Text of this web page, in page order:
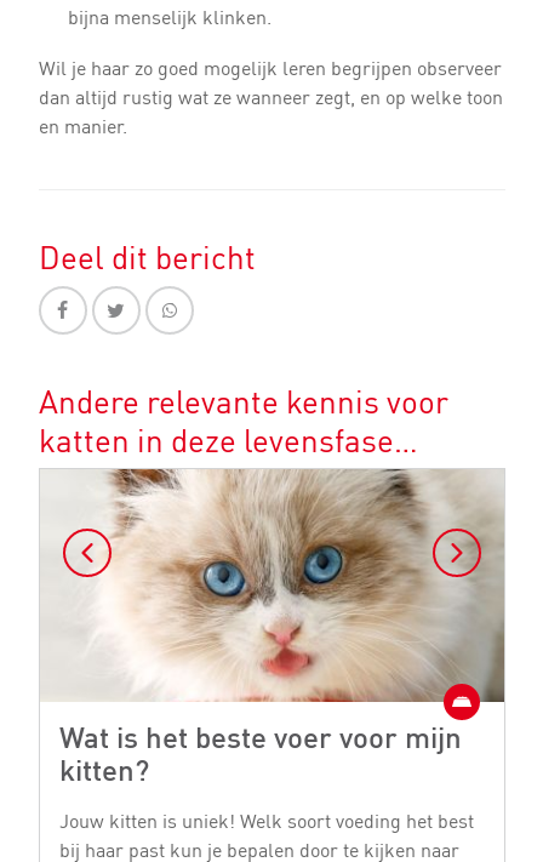
bijna menselijk klinken.
Wil je haar zo goed mogelijk leren begrijpen observeer
dan altijd rustig wat ze wanneer zegt, en op welke toon
en manier.
Deel dit bericht
Andere relevante kennis voor
katten in deze levensfase…
Wat is het beste voer voor mijn
kitten?
Jouw kitten is uniek! Welk soort voeding het best
bij haar past kun je bepalen door te kijken naar